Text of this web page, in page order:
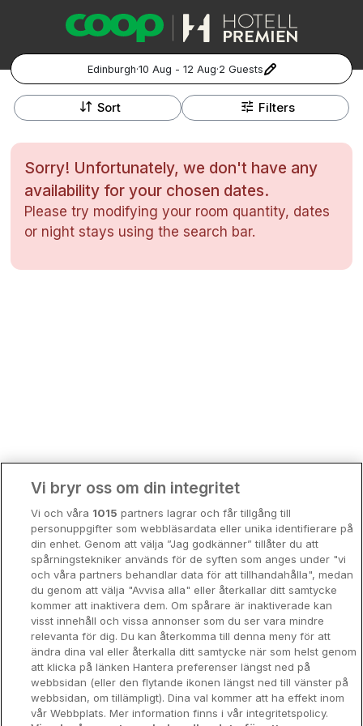
Edinburgh·10 Aug - 12 Aug·2 Guests
Popular Destinations:
Stockholm
Göteborg
Sort Filters
+
−
Sorry! Unfortunately, we don't have any
availability for your chosen dates.
Please try modifying your room quantity, dates
or night stays using the search bar.
Kontakta ossVanliga frågorAllmänna villkor
Gift VouchersCoop.se Manage Preferences
Storstadsweekend
Hotellrum under 995 kr
Spahotell
Sydsverige
Om Hotellpremien
Nya hotell
Stadsweekend
Vi bryr oss om din integritet
Vi och våra 1015 partners lagrar och får tillgång till
personuppgifter som webbläsardata eller unika identifierare på
din enhet. Genom att välja ”Jag godkänner” tillåter du att
spårningstekniker används för de syften som anges under "vi
och våra partners behandlar data för att tillhandahålla", medan
du genom att välja "Avvisa alla" eller återkallar ditt samtycke
kommer att inaktivera dem. Om spårare är inaktiverade kan
visst innehåll och vissa annonser som du ser vara mindre
relevanta för dig. Du kan återkomma till denna meny för att
ändra dina val eller återkalla ditt samtycke när som helst genom
att klicka på länken Hantera preferenser längst ned på
webbsidan (eller den flytande ikonen längst ned till vänster på
webbsidan, om tillämpligt). Dina val kommer att ha effekt inom
vår Webbplats. Mer information finns i vår integritetspolicy.